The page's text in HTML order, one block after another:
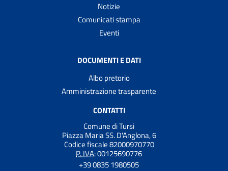
Notizie
Comunicati stampa
Eventi
DOCUMENTI E DATI
Albo pretorio
Amministrazione trasparente
CONTATTI
Comune di Tursi
Piazza Maria SS. D'Anglona, 6
Codice fiscale 82000970770
P. IVA:00125690776
+39 0835 1980505